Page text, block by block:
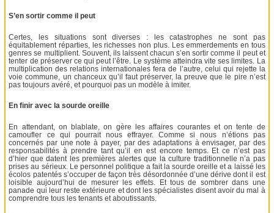
S’en sortir comme il peut
Certes, les situations sont diverses : les catastrophes ne sont pas
équitablement réparties, les richesses non plus. Les emmerdements en tous
genres se multiplient. Souvent, ils laissent chacun s’en sortir comme il peut et
tenter de préserver ce qui peut l’être. Le système atteindra vite ses limites. La
multiplication des relations internationales fera de l’autre, celui qui rejette la
voie commune, un chanceux qu’il faut préserver, la preuve que le pire n’est
pas toujours avéré, et pourquoi pas un modèle à imiter.
En finir avec la sourde oreille
En attendant, on blablate, on gère les affaires courantes et on tente de
camoufler ce qui pourrait nous effrayer. Comme si nous n’étions pas
concernés par une note à payer, par des adaptations à envisager, par des
responsabilités à prendre tant qu’il en est encore temps. Et ce n’est pas
d’hier que datent les premières alertes que la culture traditionnelle n’a pas
prises au sérieux. Le personnel politique a fait la sourde oreille et a laissé les
écolos patentés s’occuper de façon très désordonnée d’une dérive dont il est
loisible aujourd’hui de mesurer les effets. Et tous de sombrer dans une
panade qui leur reste extérieure et dont les spécialistes disent avoir du mal à
comprendre tous les tenants et aboutissants.